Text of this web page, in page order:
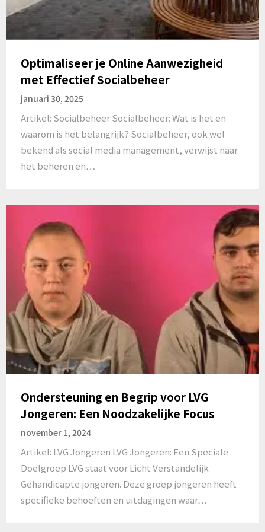
Optimaliseer je Online Aanwezigheid
met Effectief Socialbeheer
januari 30, 2025
Artikel: Socialbeheer Socialbeheer: Wat is het en
waarom is het belangrijk? Socialbeheer, ook wel
bekend als social media management, verwijst naar
het beheren en…
Ondersteuning en Begrip voor LVG
Jongeren: Een Noodzakelijke Focus
november 1, 2024
Artikel: LVG Jongeren LVG Jongeren: Een Speciale
Doelgroep LVG staat voor Licht Verstandelijk
Gehandicapte jongeren. Deze groep jongeren heeft
specifieke behoeften en uitdagingen waar…